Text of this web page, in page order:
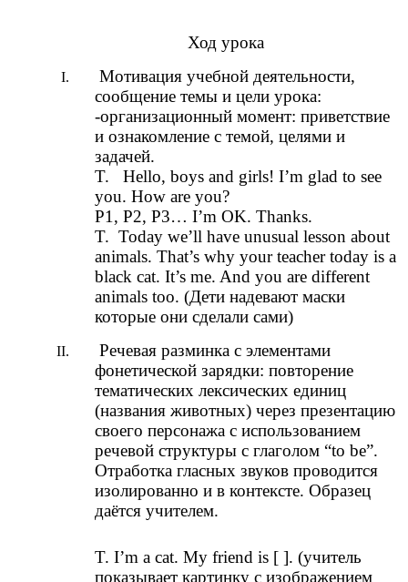
Ход урока
Мотивация учебной деятельности,
сообщение темы и цели урока:
-организационный момент: приветствие
и ознакомление с темой, целями и
задачей.
T. Hello, boys and girls! I’m glad to see
you. How are you?
P1, P2, P3… I’m OK. Thanks.
T. Today we’ll have unusual lesson about
animals. That’s why your teacher today is a
black cat. It’s me. And you are different
animals too. (Дети надевают маски
которые они сделали сами)
Речевая разминка с элементами
фонетической зарядки: повторение
тематических лексических единиц
(названия животных) через презентацию
своего персонажа с использованием
речевой структуры с глаголом “to be”.
Отработка гласных звуков проводится
изолированно и в контексте. Образец
даётся учителем.
T. I’m a cat. My friend is [ ]. (учитель
показывает картинку с изображением